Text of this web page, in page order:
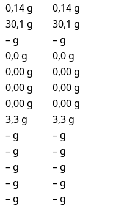
0,14 g
0,14 g
30,1 g
30,1 g
– g
– g
0,0 g
0,0 g
0,00 g
0,00 g
0,00 g
0,00 g
0,00 g
0,00 g
3,3 g
3,3 g
– g
– g
– g
– g
– g
– g
– g
– g
– g
– g